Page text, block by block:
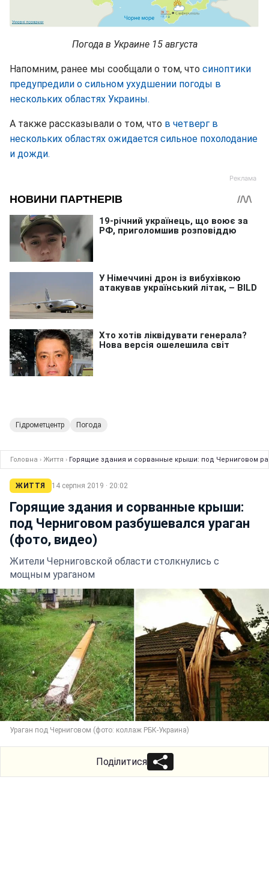
Погода в Украине 15 августа
Напомним, ранее мы сообщали о том, что синоптики
предупредили о сильном ухудшении погоды в
нескольких областях Украины.
А также рассказывали о том, что в четверг в
нескольких областях ожидается сильное похолодание
и дожди.
Гідрометцентр Погода
Головна › Життя › Горящие здания и сорванные крыши: под Черниговом
ЖИТТЯ 14 серпня 2019 · 20:02
Горящие здания и сорванные крыши:
под Черниговом разбушевался ураган
(фото, видео)
Жители Черниговской области столкнулись с
мощным ураганом
Ураган под Черниговом (фото: коллаж РБК-Украина)
Поділитися